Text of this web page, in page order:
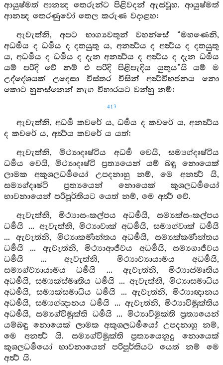
ආයුෂ්මත් ආනන්‍ද තෙරුන්ට පිළිවදන් ඇස්වූහ. ආයුෂ්මත්
ආනන්‍ද තෙරණුවෝ තෙල කරුණ වදාළහ:
ඇවැත්නි, අපට භාග්‍යවතුන් වහන්සේ “මහණෙනි,
අධර්‍මය ද ධර්‍මය ද දතයුතු ය, අනර්‍ත්‍ථය ද අර්‍ත්‍ථය ද දතයුතු
ය, අධර්‍මය ද ධර්‍මය ද දැන අනර්‍ත්‍ථය ද අර්‍ත්‍ථය ද දැන ධර්‍මය
යම් පරිදි වේ නම් එ පරිදි පිළිපැදිය යුතුය”යි යම් ම
උද්දේශයක් උදෙසා විස්තර විසින් අර්‍ත්‍ථවිභජනය නො
කොට හුනස්නෙන් නැග විහාරයට වන්හු නම්:
413
ඇවැත්නි, අධර්‍ම කවරේ ය, ධර්‍මය ද කවරේ ය, අනර්‍ත්‍ථය
ද කවරේ ය, අර්‍ත්‍ථය කවරේ ය යත්:
ඇවැත්නි, මිථ්‍යාදෘෂ්ටිය අධර්‍ම වෙයි, සම්‍යග්දෘෂ්ටිය
ධර්‍මය වෙයි, මිථ්‍යාදෘෂ්ටි ප්‍රත්‍යයෙන් යම් බඳු නොයෙක්
ලාමක අකුශලධර්‍මයෝ උපදනාහු නම්, මෙ අනර්‍ත්‍ථ යි,
සම්‍යග්දෘෂ්ටි ප්‍රත්‍යයෙන් නොයෙක් කුශලධර්‍මයෝ
භාවනායෙන් පරිපූර්තියට යෙත් නම්, මෙ අර්‍ත්‍ථ වේ.
ඇවැත්නි, මිථ්‍යාසංකල්පය අධර්‍මයි, සම්‍යක්සංකල්පය
ධර්‍මයි ... ඇවැත්නි, මිථ්‍යාවාක් අධර්‍මයි, සම්‍යග්වාක් ධර්‍මයි
... ඇවැත්නි, මිථ්‍යාකර්‍මාන්තය අධර්‍මයි, සම්‍යක්කර්‍මාන්තය
ධර්‍මයි ... ඇවැත්නි, මිථ්‍යාආජීවය අධර්‍මයි, සම්‍යගාජීවය
ධර්‍මයි ... ඇවැත්නි, මිථ්‍යාව්‍යායාමය අධර්‍මයි,
සම්‍යග්ව්‍යායාමය ධර්‍මයි ... ඇවැත්නි, මිථ්‍යාස්මෘතිය
අධර්‍මයි, සම්‍යක්ස්මෘතිය ධර්‍මයි ... ඇවැත්නි, මිථ්‍යාසමාධිය
අධර්‍මයි, සම්‍යක්සමාධිය ධර්‍මයි ... ඇවැත්නි, මිථ්‍යාඥානය
අධර්‍මයි, සම්‍යග්ඥානය ධර්‍මයි ... ඇවැත්නි, මිථ්‍යාවිමුක්තිය
අධර්‍මයි, සම්‍යග්විමුක්ති ධර්‍මයි ... මිථ්‍යාවිමුක්ති ප්‍රත්‍යයෙන්
යම්බඳු නොයෙක් ලාමක අකුශලධර්‍මයෝ උපදනාහු නම්,
මෙ අනර්‍ත්‍ථ යි. සම්‍යග්විමුක්ති ප්‍රත්‍යයෙනුදු නොයෙක්
කුශලධර්‍මයෝ භාවනායෙන් පරිපූර්තියට යෙත් නම් මෙ
අර්‍ත්‍ථ යි.